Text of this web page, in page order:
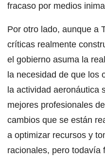
fracaso por medios
Por otro lado, aunque a
críticas realmente
el gobierno asuma la
la necesidad de que los
la actividad aeronáutica
mejores profesionales
cambios que se están
a optimizar recursos y
racionales, pero todavía